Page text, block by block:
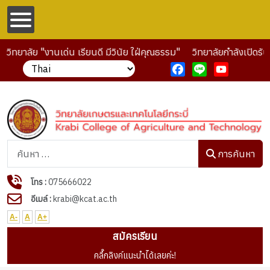
ทยาลัย "งานเด่น เรียนดี มีวินัย ใฝ่คุณธรรม" วิทยาลัยกำลังเปิดรั
Facebook
Line YouTube
การค้นหา การค้นหา
โทร :075666022
อีเมล์ :krabi@kcat.ac.th
A- A A+
สมัครเรียน
คลื๊กลิงค์แนะนำได้เลยค่ะ!